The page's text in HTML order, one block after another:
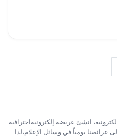
انشئ عريضة إلكترونيةاحترافية
عرائضنا يومياً في وسائل الإعلام،لذا